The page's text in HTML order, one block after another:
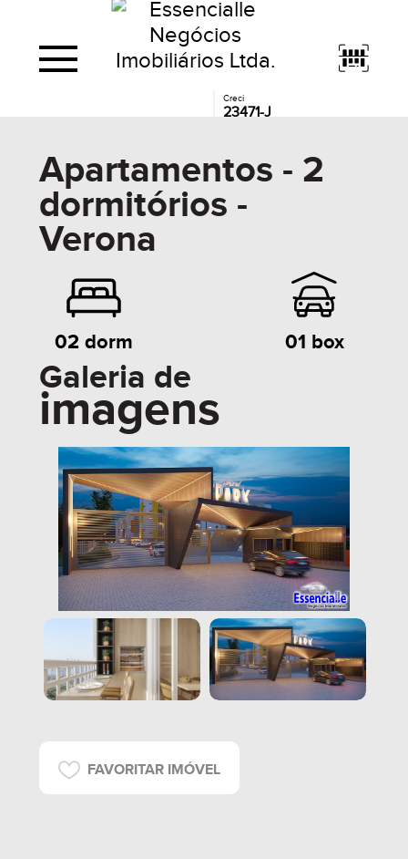
Creci
23471-J
Apartamentos - 2
dormitórios -
Verona
02 dorm 01 box
Galeria de
imagens
FAVORITAR IMÓVEL